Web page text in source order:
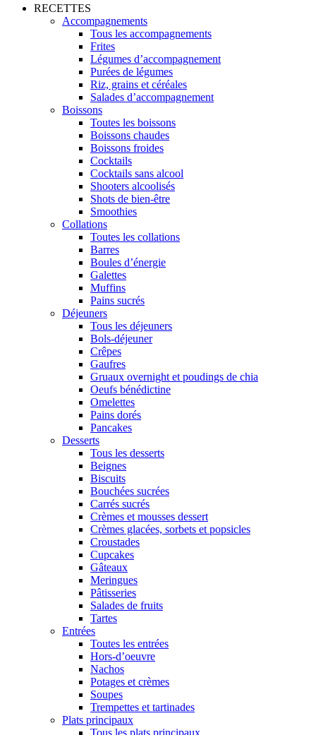
RECETTES
Accompagnements
Tous les accompagnements
Frites
Légumes d’accompagnement
Purées de légumes
Riz, grains et céréales
Salades d’accompagnement
Boissons
Toutes les boissons
Boissons chaudes
Boissons froides
Cocktails
Cocktails sans alcool
Shooters alcoolisés
Shots de bien-être
Smoothies
Collations
Toutes les collations
Barres
Boules d’énergie
Galettes
Muffins
Pains sucrés
Déjeuners
Tous les déjeuners
Bols-déjeuner
Crêpes
Gaufres
Gruaux overnight et poudings de chia
Oeufs bénédictine
Omelettes
Pains dorés
Pancakes
Desserts
Tous les desserts
Beignes
Biscuits
Bouchées sucrées
Carrés sucrés
Crèmes et mousses dessert
Crèmes glacées, sorbets et popsicles
Croustades
Cupcakes
Gâteaux
Meringues
Pâtisseries
Salades de fruits
Tartes
Entrées
Toutes les entrées
Hors-d’oeuvre
Nachos
Potages et crèmes
Soupes
Trempettes et tartinades
Plats principaux
Tous les plats principaux